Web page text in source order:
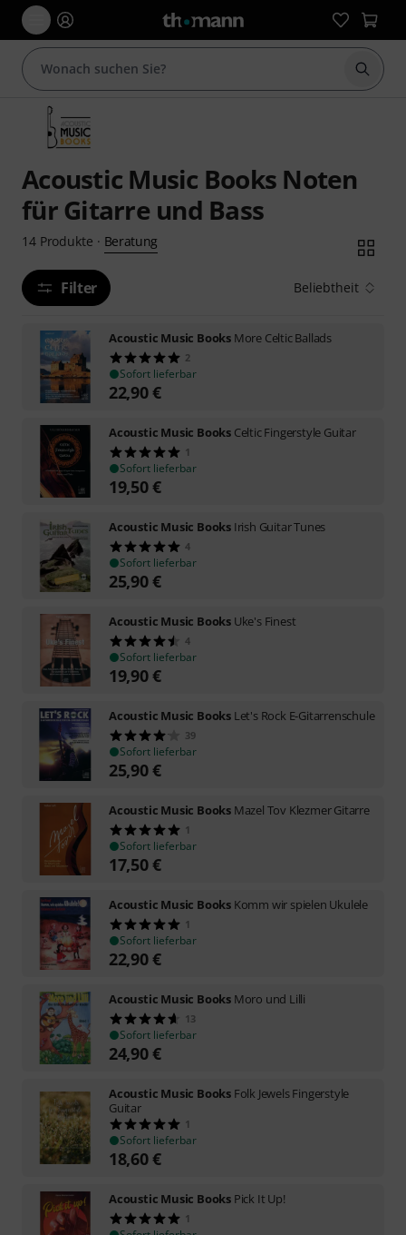
Suche
Acoustic Music Books Noten
für Gitarre und Bass
14 Produkte · Beratung
Filter Beliebtheit
Acoustic Music Books More Celtic Ballads
2
Sofort lieferbar
22,90€
Acoustic Music Books Celtic Fingerstyle Guitar
1
Sofort lieferbar
19,50€
Acoustic Music Books Irish Guitar Tunes
4
Sofort lieferbar
25,90€
Acoustic Music Books Uke's Finest
4
Sofort lieferbar
19,90€
Acoustic Music Books Let's Rock E-Gitarrenschule
39
Sofort lieferbar
25,90€
Acoustic Music Books Mazel Tov Klezmer Gitarre
1
Sofort lieferbar
17,50€
Acoustic Music Books Komm wir spielen Ukulele
1
Sofort lieferbar
22,90€
Acoustic Music Books Moro und Lilli
13
Sofort lieferbar
24,90€
Acoustic Music Books Folk Jewels Fingerstyle
Guitar
1
Sofort lieferbar
18,60€
Acoustic Music Books Pick It Up!
1